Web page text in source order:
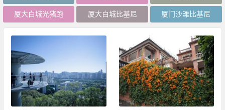
厦大白城光猪跑 厦大白城比基尼 厦门沙滩比基尼